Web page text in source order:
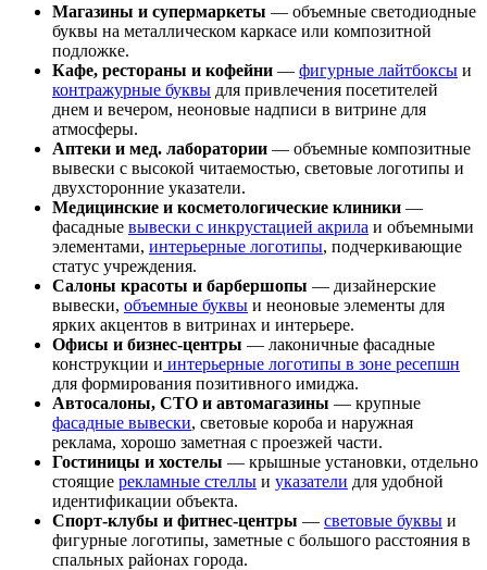
Магазины и супермаркеты — объемные светодиодные
буквы на металлическом каркасе или композитной
подложке.
Кафе, рестораны и кофейни — фигурные лайтбоксы и
контражурные буквы для привлечения посетителей
днем и вечером, неоновые надписи в витрине для
атмосферы.
Аптеки и мед. лаборатории — объемные композитные
вывески с высокой читаемостью, световые логотипы и
двухсторонние указатели.
Медицинские и косметологические клиники —
фасадные вывески с инкрустацией акрила и объемными
элементами, интерьерные логотипы, подчеркивающие
статус учреждения.
Салоны красоты и барбершопы — дизайнерские
вывески, объемные буквы и неоновые элементы для
ярких акцентов в витринах и интерьере.
Офисы и бизнес-центры — лаконичные фасадные
конструкции и интерьерные логотипы в зоне ресепшн
для формирования позитивного имиджа.
Автосалоны, СТО и автомагазины — крупные
фасадные вывески, световые короба и наружная
реклама, хорошо заметная с проезжей части.
Гостиницы и хостелы — крышные установки, отдельно
стоящие рекламные стеллы и указатели для удобной
идентификации объекта.
Спорт-клубы и фитнес-центры — световые буквы и
фигурные логотипы, заметные с большого расстояния в
спальных районах города.